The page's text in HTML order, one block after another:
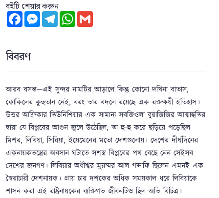
বইটি শেয়ার করুন
FacebookMessengerTelegramWhatsApp
বিবরণ
আরব বসন্ত—এই সুন্দর নামটির আড়ালে কিন্তু কোনো দখিনা বাতাস,
কোকিলের কুহুতান নেই, বরং তার বদলে রয়েছে এক রক্তক্ষয়ী ইতিহাস।
উত্তর আফ্রিকার তিউনিশিয়ার এক সামান্য সবজিওলা বুয়াজিজির আত্মাহুতির
দ্বারা যে বিপ্লবের আগুন জ্বলে উঠেছিল, তা হু-হু করে ছড়িয়ে পড়েছিল
মিশর, লিবিয়া, সিরিয়া, ইয়েমেনের মতো দেশগুলোয়। দেশের দীর্ঘদিনের
একনায়কতন্ত্রের অবসান ঘটাতে সশস্ত্র বিপ্লবের পথ বেছে নেন সেইসব
দেশের জনগণ। লিবিয়ার অধীশ্বর মুয়ম্মর আল গদ্দাফি ছিলেন এমনই এক
স্বৈরাচারী দেশনায়ক। প্রায় চার দশকের অধিক সময়কাল ধরে লিবিয়াকে
শাসন করা এই রাষ্ট্রনায়কের ব্যক্তিগত জীবনটিও ছিল অতি বিচিত্র।